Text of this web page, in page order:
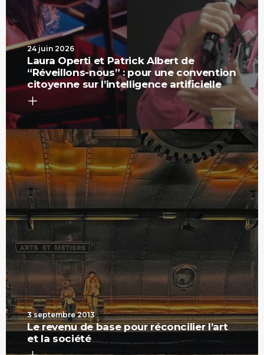
24 juin 2026
Laura Operti et Patrick Albert de
“Réveillons-nous” : pour une convention
citoyenne sur l’intelligence artificielle
3 septembre 2013
Le revenu de base pour réconcilier l’art
et la société